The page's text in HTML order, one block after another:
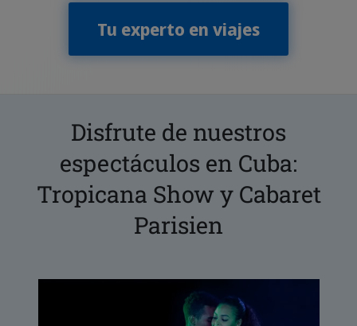
Tu experto en viajes
Disfrute de nuestros
espectáculos en Cuba:
Tropicana Show y Cabaret
Parisien